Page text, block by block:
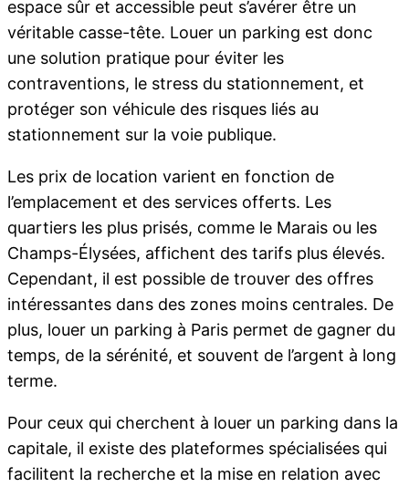
espace sûr et accessible peut s’avérer être un
véritable casse-tête. Louer un parking est donc
une solution pratique pour éviter les
contraventions, le stress du stationnement, et
protéger son véhicule des risques liés au
stationnement sur la voie publique.
Les prix de location varient en fonction de
l’emplacement et des services offerts. Les
quartiers les plus prisés, comme le Marais ou les
Champs-Élysées, affichent des tarifs plus élevés.
Cependant, il est possible de trouver des offres
intéressantes dans des zones moins centrales. De
plus, louer un parking à Paris permet de gagner du
temps, de la sérénité, et souvent de l’argent à long
terme.
Pour ceux qui cherchent à louer un parking dans la
capitale, il existe des plateformes spécialisées qui
facilitent la recherche et la mise en relation avec